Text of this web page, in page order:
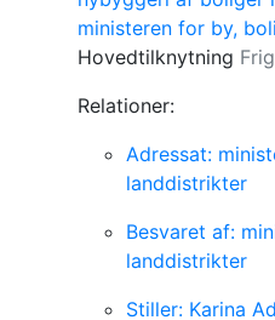
ministeren for by,
Hovedtilknytning
Relationer:
Adressat:
landdistrikter
Besvaret af:
landdistrikter
Stiller: Karina